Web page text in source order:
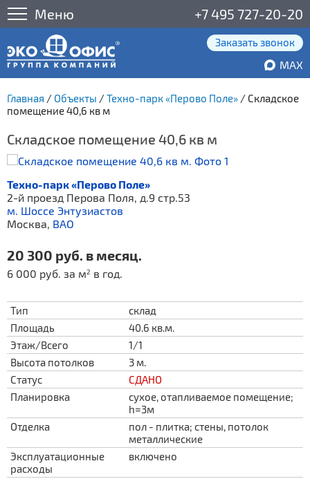
Меню +7 495 727-20-20
Заказать звонок
MAX
Главная / Объекты /Техно-парк «Перово Поле» / Складское
помещение 40,6 кв м
Складское помещение 40,6 кв м
Техно-парк «Перово Поле»
2-й проезд Перова Поля, д.9 стр.53
м. Шоссе Энтузиастов
Москва, ВАО
20 300 руб. в месяц.
6 000 руб. за м2 в год.
Тип
склад
Площадь
40.6 кв.м.
Этаж/Всего
1/1
Высота потолков
3 м.
Статус
СДАНО
Планировка
сухое, отапливаемое помещение;
h=3м
Отделка
пол - плитка; стены, потолок
металлические
Эксплуатационные
расходы
включено